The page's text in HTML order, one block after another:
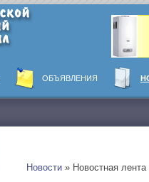
ОБЪЯВЛЕНИЯ
Новости » Новостная лента